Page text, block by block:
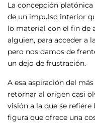
La concepción
de un impulso interior
lo material con el fin de
alguien, para acceder a
pero nos damos de
un dejo de frustración.
A esa aspiración del
retornar al origen casi
visión a la que se refiere
figura que ofrece una